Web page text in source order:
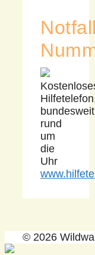
rund
um
die
Uhr
© 2026